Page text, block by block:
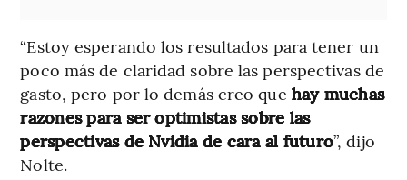
“Estoy esperando los resultados para tener un
poco más de claridad sobre las perspectivas de
gasto, pero por lo demás creo que hay muchas
razones para ser optimistas sobre las
perspectivas de Nvidia de cara al futuro”, dijo
Nolte.